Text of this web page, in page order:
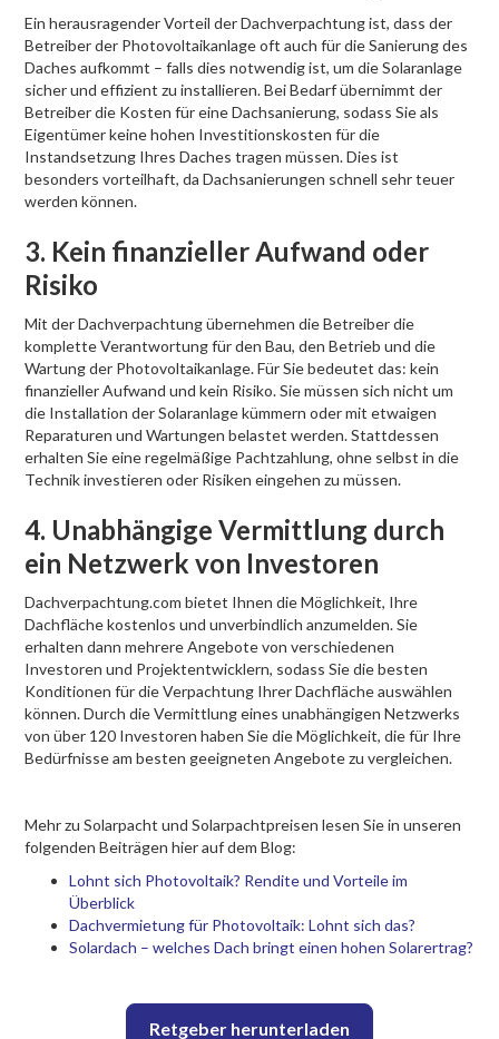
Ein herausragender Vorteil der Dachverpachtung ist, dass der
Betreiber der Photovoltaikanlage oft auch für die Sanierung des
Daches aufkommt – falls dies notwendig ist, um die Solaranlage
sicher und effizient zu installieren. Bei Bedarf übernimmt der
Betreiber die Kosten für eine Dachsanierung, sodass Sie als
Eigentümer keine hohen Investitionskosten für die
Instandsetzung Ihres Daches tragen müssen. Dies ist
besonders vorteilhaft, da Dachsanierungen schnell sehr teuer
werden können.
3. Kein finanzieller Aufwand oder
Risiko
Mit der Dachverpachtung übernehmen die Betreiber die
komplette Verantwortung für den Bau, den Betrieb und die
Wartung der Photovoltaikanlage. Für Sie bedeutet das: kein
finanzieller Aufwand und kein Risiko. Sie müssen sich nicht um
die Installation der Solaranlage kümmern oder mit etwaigen
Reparaturen und Wartungen belastet werden. Stattdessen
erhalten Sie eine regelmäßige Pachtzahlung, ohne selbst in die
Technik investieren oder Risiken eingehen zu müssen.
4. Unabhängige Vermittlung durch
ein Netzwerk von Investoren
Dachverpachtung.com bietet Ihnen die Möglichkeit, Ihre
Dachfläche kostenlos und unverbindlich anzumelden. Sie
erhalten dann mehrere Angebote von verschiedenen
Investoren und Projektentwicklern, sodass Sie die besten
Konditionen für die Verpachtung Ihrer Dachfläche auswählen
können. Durch die Vermittlung eines unabhängigen Netzwerks
von über 120 Investoren haben Sie die Möglichkeit, die für Ihre
Bedürfnisse am besten geeigneten Angebote zu vergleichen.
Mehr zu Solarpacht und Solarpachtpreisen lesen Sie in unseren
folgenden Beiträgen hier auf dem Blog:
Lohnt sich Photovoltaik? Rendite und Vorteile im
Überblick
Dachvermietung für Photovoltaik: Lohnt sich das?
Solardach – welches Dach bringt einen hohen Solarertrag?
Retgeber herunterladen